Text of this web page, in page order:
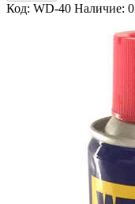
Код: WD-40 Наличие: 0